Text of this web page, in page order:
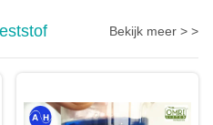
Bekijk meer > >